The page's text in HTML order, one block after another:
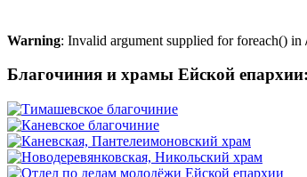
Warning: Invalid argument supplied for foreach() in
Благочиния и храмы Ейской епархии: